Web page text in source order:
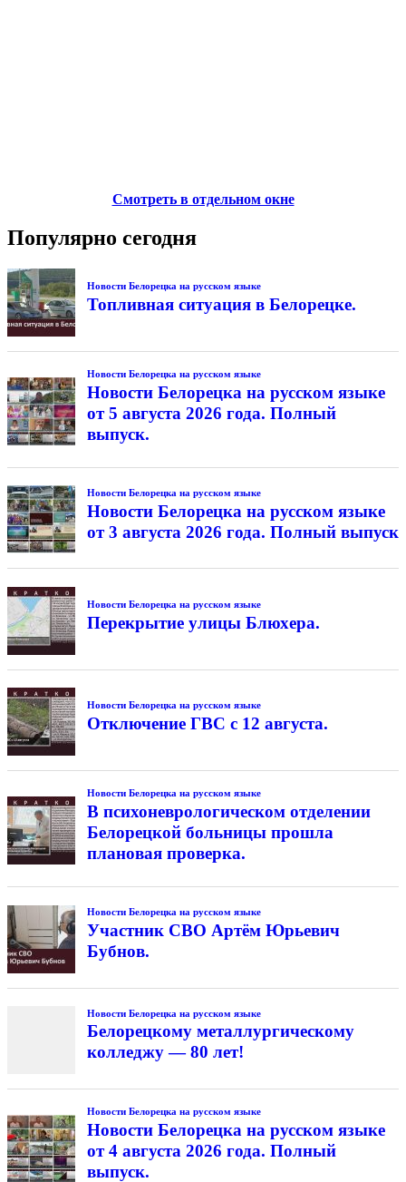
Смотреть в отдельном окне
Популярно сегодня
Новости Белорецка на русском языке
Топливная ситуация в Белорецке.
Новости Белорецка на русском языке
Новости Белорецка на русском языке
от 5 августа 2026 года. Полный
выпуск.
Новости Белорецка на русском языке
Новости Белорецка на русском языке
от 3 августа 2026 года. Полный выпуск
Новости Белорецка на русском языке
Перекрытие улицы Блюхера.
Новости Белорецка на русском языке
Отключение ГВС с 12 августа.
Новости Белорецка на русском языке
В психоневрологическом отделении
Белорецкой больницы прошла
плановая проверка.
Новости Белорецка на русском языке
Участник СВО Артём Юрьевич
Бубнов.
Новости Белорецка на русском языке
Белорецкому металлургическому
колледжу — 80 лет!
Новости Белорецка на русском языке
Новости Белорецка на русском языке
от 4 августа 2026 года. Полный
выпуск.